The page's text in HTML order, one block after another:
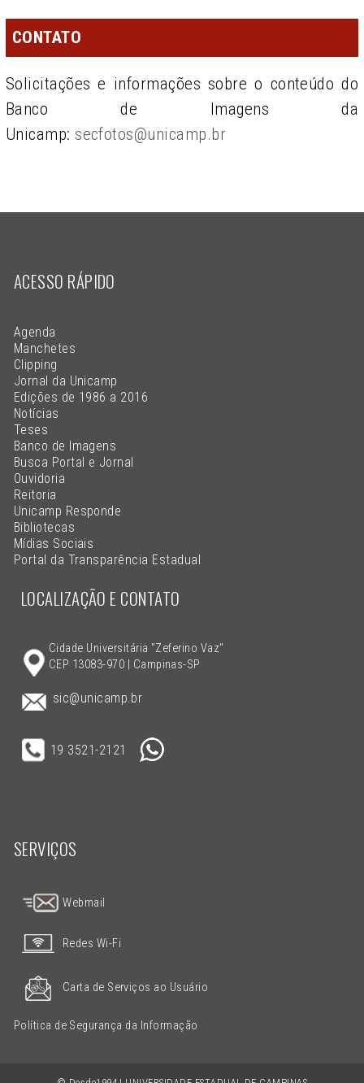
CONTATO
Solicitações e informações sobre o conteúdo do
Banco de Imagens da
Unicamp: secfotos@unicamp.br
ACESSO RÁPIDO
Agenda
Manchetes
Clipping
Jornal da Unicamp
Edições de 1986 a 2016
Notícias
Teses
Banco de Imagens
Busca Portal e Jornal
Ouvidoria
Reitoria
Unicamp Responde
Bibliotecas
Mídias Sociais
Portal da Transparência Estadual
LOCALIZAÇÃO E CONTATO
Cidade Universitária "Zeferino Vaz"
CEP 13083-970 | Campinas-SP
sic@unicamp.br
19 3521-2121
SERVIÇOS
Webmail
Redes Wi-Fi
Carta de Serviços ao Usuário
Política de Segurança da Informação